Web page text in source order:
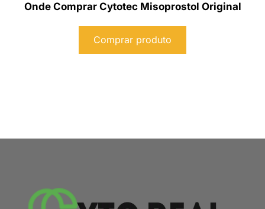
Onde Comprar Cytotec Misoprostol Original
Comprar produto